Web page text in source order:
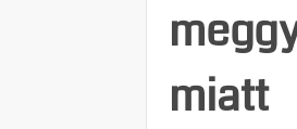
miatt